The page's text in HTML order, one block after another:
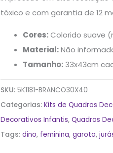
tóxico e com garantia de 12
Cores:Colorido suave
Material:Não
Tamanho: 33x43cm
SKU:5K1181-BRANCO30X40
Categorias:Kits de Quadros
Decorativos Infantis,Quadros
Tags:dino, feminina,garota,